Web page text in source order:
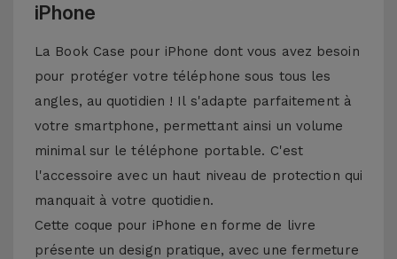
iPhone
La Book Case pour iPhone dont vous avez besoin
pour protéger votre téléphone sous tous les
angles, au quotidien ! Il s'adapte parfaitement à
votre smartphone, permettant ainsi un volume
minimal sur le téléphone portable. C'est
l'accessoire avec un haut niveau de protection qui
manquait à votre quotidien.
Cette coque pour iPhone en forme de livre
présente un design pratique, avec une fermeture